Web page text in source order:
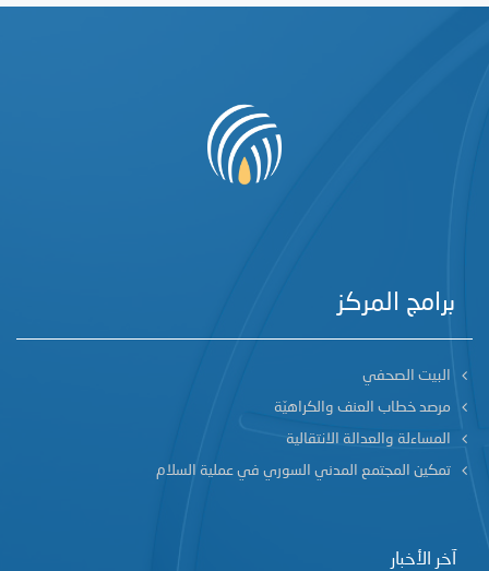
برامج المركز
البيت الصحفي
مرصد خطاب العنف والكراهيّة
المساءلة والعدالة الانتقالية
تمكين المجتمع المدني السوري في عملية السلام
آخر الأخبار